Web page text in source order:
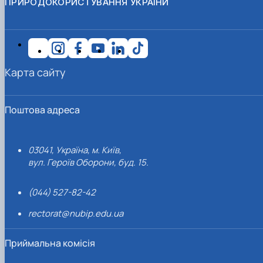
Поштова адреса
03041, Україна, м. Київ,
вул. Героїв Оборони, буд. 15.
(044) 527-82-42
rectorat@nubip.edu.ua
Приймальна комісія
Карта сайту